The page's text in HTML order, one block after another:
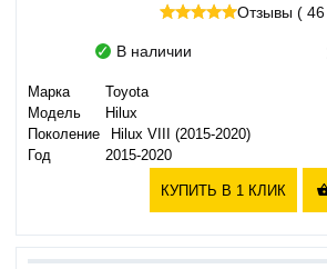
Отзывы ( 46
В наличии
Марка
Toyota
Модель
Hilux
Поколение
Hilux VIII (2015-2020)
Год
2015-2020
КУПИТЬ В 1 КЛИК